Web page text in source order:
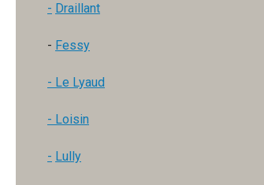
- Draillant
- Fessy
- Le Lyaud
- Loisin
- Lully